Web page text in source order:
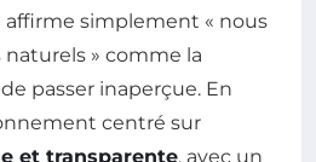
affirme simplement « nous
» comme la
passer inaperçue. En
centré sur
et transparente, avec un